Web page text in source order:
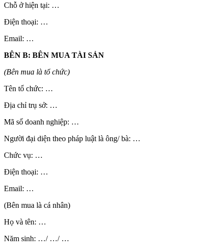
Chỗ ở hiện tại: …
Điện thoại: …
Email: …
BÊN B: BÊN MUA TÀI SẢN
(Bên mua là tổ chức)
Tên tổ chức: …
Địa chỉ trụ sở: …
Mã số doanh nghiệp: …
Người đại diện theo pháp luật là ông/ bà: …
Chức vụ: …
Điện thoại: …
Email: …
(Bên mua là cá nhân)
Họ và tên: …
Năm sinh: …/ …/ …